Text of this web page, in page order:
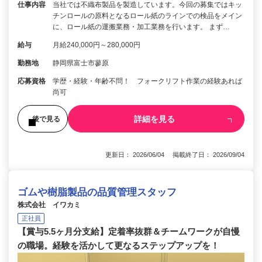
仕事内容
当社では不織布製品を製造しています。今回の募集ではキッ
チンロールの原料となるロール紙のラインでの検品をメイン
に、ロール紙の運搬業務・加工業務を行います。 まず…
給与 月給240,000円～280,000円
勤務地 静岡県富士市蓼原
応募資格
学歴・経験・年齢不問！ フォークリフト作業の経験あれば
尚可
後で見る 詳細を見る
更新日： 2026/06/04 掲載終了日： 2026/09/04
ゴムや樹脂製品の品質管理スタッフ
株式会社 イワカミ
正社員
【賞与5.5ヶ月分支給】定着率抜群＆チームワークが自慢
の職場。経験を活かして更なるステップアップを！